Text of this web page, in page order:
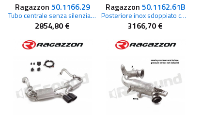
Ragazzon 50.1166.29
Tubo centrale senza silenziatore inox + Posteriore inox sdoppiato per Porsche
2854,80 €
Ragazzon 50.1162.61B
Posteriore inox sdoppiato con terminali rotondi per Porsche
3166,70 €